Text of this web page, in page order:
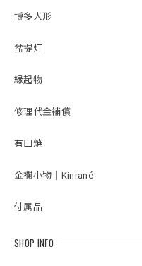
博多人形
盆提灯
縁起物
修理代金補償
有田焼
金襴小物｜Kinrané
付属品
SHOP INFO
持ちになります。 コンパ
ていたのですが、松屋さ
があってとても良かった
こちらの台座にしてよかっ
2026/02/14